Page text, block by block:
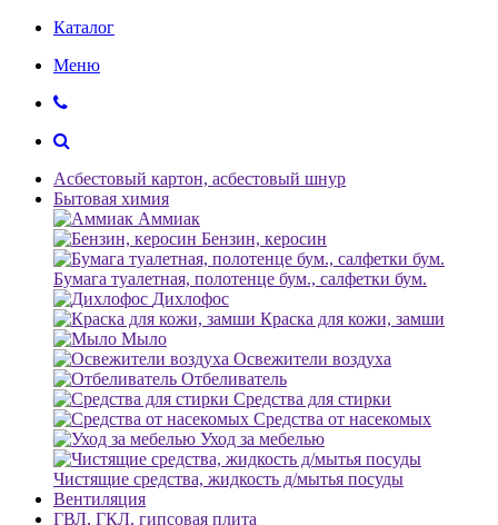
Каталог
Меню
Асбестовый картон, асбестовый шнур
Бытовая химия
Аммиак
Бензин, керосин
Бумага туалетная, полотенце бум., салфетки бум.
Дихлофос
Краска для кожи, замши
Мыло
Освежители воздуха
Отбеливатель
Средства для стирки
Средства от насекомых
Уход за мебелью
Чистящие средства, жидкость д/мытья посуды
Вентиляция
ГВЛ, ГКЛ, гипсовая плита